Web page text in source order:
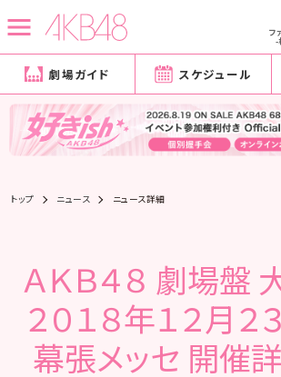
フ
-
劇場ガイド スケジュール
トップ ニュース ニュース詳細
ＡＫＢ４８ 劇場盤
２０１８年１２月２
幕張メッセ 開催